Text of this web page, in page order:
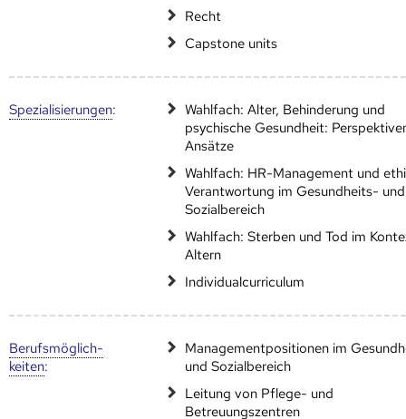
Recht
Capstone units
Speziali­sierungen:
Wahlfach: Alter, Behinderung und
psychische Gesundheit:
Ansätze
Wahlfach: HR-Management und
Verantwortung im Gesundheits- und
Sozialbereich
Wahlfach: Sterben und Tod im
Altern
Individualcurriculum
Berufs­möglich­
keiten:
Managementpositionen im
und Sozialbereich
Leitung von Pflege- und
Betreuungszentren